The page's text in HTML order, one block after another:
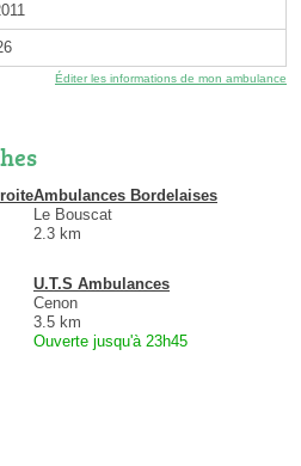
Éditer les informations de mon ambulance
Ambulances Bordelaises
Le Bouscat
2.3 km
U.T.S Ambulances
Cenon
3.5 km
Ouverte jusqu'à 23h45